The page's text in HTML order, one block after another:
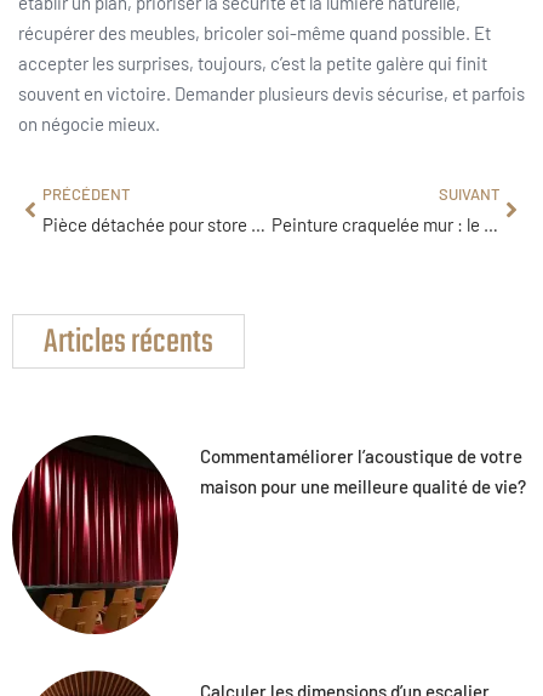
récupérer des meubles, bricoler soi-même quand possible. Et
accepter les surprises, toujours, c’est la petite galère qui finit
souvent en victoire. Demander plusieurs devis sécurise, et parfois
on négocie mieux.
PRÉCÉDENT
Pièce détachée pour store banne : La bonne référence, comment la trouver ?
SUIVANT
Peinture craquelée mur : le procédé étape par étape pour réparer efficacement
Articles récents
Commentaméliorer l’acoustique de votre
maison pour une meilleure qualité de vie?